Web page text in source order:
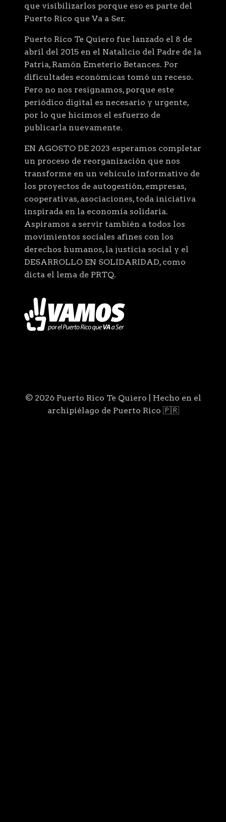
que visibilizarlos porque eso es parte del
Puerto Rico que Va a Ser.
Puerto Rico Te Quiero fue lanzado el 8 de
abril del 2015 en el Natalicio del Padre de la
Patria, Ramón Emeterio Betances. Por
dificultades económicas tomó un receso.
Pero no nos resignamos, porque este
periódico digital es necesario y urgente,
por lo que hicimos el esfuerzo de
publicarla nuevamente.
EN AGOSTO DE 2023 esperamos completar
un proceso de reorganización que nos
transforme en un vehículo informativo de
los proyectos de autogestión, empresas,
cooperativas, asociaciones, toda iniciativa
inspirada en la economía solidaria.
Aspiramos a servir también a todos los
movimientos sociales afines con los
derechos humanos, la justicia social y el
DESARROLLO EN SOLIDARIDAD, como
dicta el lema de PRTQ.
© 2026 Puerto Rico Te Quiero | Hecho en el
archipiélago de Puerto Rico 🇵🇷